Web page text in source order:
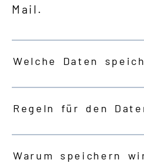
Mail.
Welche Daten
Regeln für den
Warum speichern